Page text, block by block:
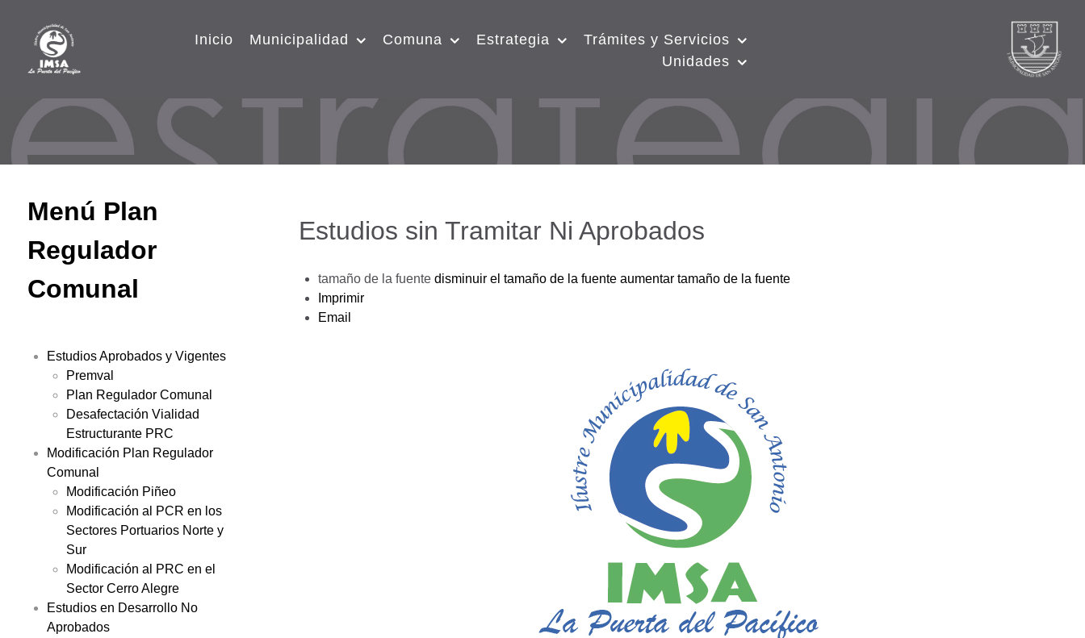
Inicio Municipalidad Comuna Estrategia
Trámites y Servicios
Unidades
Menú Plan
Regulador
Comunal
Estudios Aprobados y Vigentes
Premval
Plan Regulador Comunal
Desafectación Vialidad
Estructurante PRC
Modificación Plan Regulador
Comunal
Modificación Piñeo
Modificación al PCR en los
Sectores Portuarios Norte y
Sur
Modificación al PRC en el
Sector Cerro Alegre
Estudios en Desarrollo No
Aprobados
Estudios sin Tramitar Ni Aprobados
tamaño de la fuente disminuir el tamaño de la fuente aumentar tamaño de la fuente
Imprimir
Email